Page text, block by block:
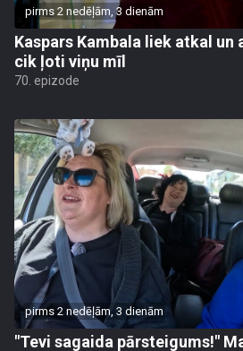
pirms 2 nedēļām, 3 dienām
Kaspars Kambala liek atkal
cik ļoti viņu mīl
70. epizode
pirms 2 nedēļām, 3 dienām
"Tevi sagaida pārsteigums!"